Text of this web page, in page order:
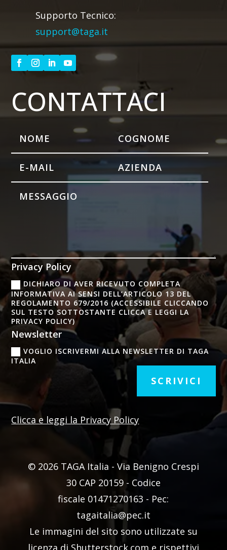
Supporto Tecnico:
support@taga.it
CONTATTACI
Privacy Policy
DICHIARO DI AVER RICEVUTO COMPLETA
INFORMATIVA AI SENSI DELL’ARTICOLO 13 DEL
REGOLAMENTO 679/2016 (ACCESSIBILE CLICCANDO
SUL TESTO SOTTOSTANTE CLICCA E LEGGI LA
PRIVACY POLICY)
Newsletter
VOGLIO ISCRIVERMI ALLA NEWSLETTER DI TAGA
ITALIA
SCRIVICI
Clicca e leggi la Privacy Policy
© 2026 TAGA Italia - Via Benigno Crespi
30 CAP 20159 - Codice
fiscale 01471270163 - Pec:
tagaitalia@pec.it
Le immagini del sito sono utilizzate su
licenza di Shutterstock.com e rispettivi